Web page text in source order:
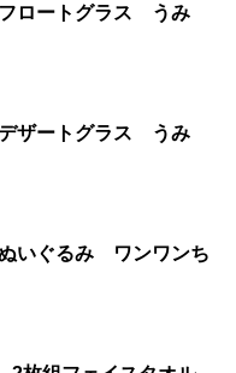
ノラネコぐんだん フロートグラス うみ
ラネコぐんだん デザートグラス うみ
いぐるみ ワンワンち